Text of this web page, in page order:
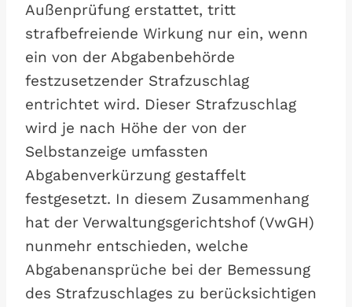
Außenprüfung erstattet, tritt
strafbefreiende Wirkung nur ein, wenn
ein von der Abgabenbehörde
festzusetzender Strafzuschlag
entrichtet wird. Dieser Strafzuschlag
wird je nach Höhe der von der
Selbstanzeige umfassten
Abgabenverkürzung gestaffelt
festgesetzt. In diesem Zusammenhang
hat der Verwaltungsgerichtshof (VwGH)
nunmehr entschieden, welche
Abgabenansprüche bei der Bemessung
des Strafzuschlages zu berücksichtigen